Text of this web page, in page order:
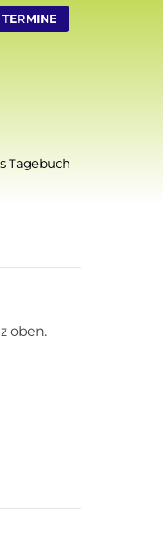
TERMINE
Tagebuch
oben.